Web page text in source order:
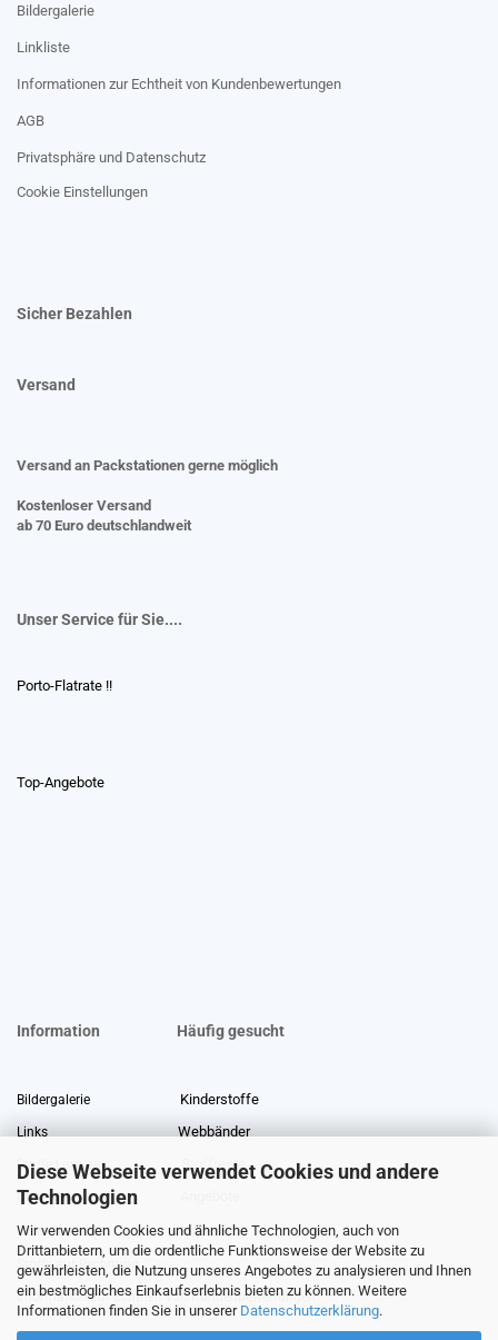
Diese Webseite verwendet Cookies und andere
Technologien
Wir verwenden Cookies und ähnliche Technologien, auch von
Drittanbietern, um die ordentliche Funktionsweise der Website zu
gewährleisten, die Nutzung unseres Angebotes zu analysieren und Ihnen
ein bestmögliches Einkaufserlebnis bieten zu können. Weitere
Informationen finden Sie in unserer Datenschutzerklärung.
Bildergalerie
Linkliste
Informationen zur Echtheit von Kundenbewertungen
AGB
Privatsphäre und Datenschutz
Cookie Einstellungen
Sicher Bezahlen
Versand
Versand an Packstationen gerne möglich
Kostenloser Versand
ab 70 Euro deutschlandweit
Unser Service für Sie....
Porto-Flatrate !!
Top-Angebote
Information Häufig gesucht
Bildergalerie Kinderstoffe
Links Webbänder
Stoffe Lexikon Stoffreste
Über uns
Gewerberabatt Meterware
Stoffe auf Rechnung
Information zur Echtheit von Kundenbewertungen